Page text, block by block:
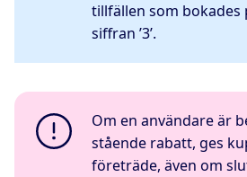
tillfällen som bokades
siffran ’3’.
Om en användare är
stående rabatt, ges
företräde, även om